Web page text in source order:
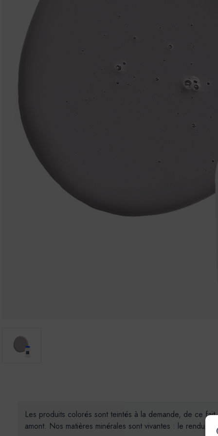
Les produits colorés sont teintés à la demande, de ce
amont. Nos matières minérales sont vivantes : le rendu